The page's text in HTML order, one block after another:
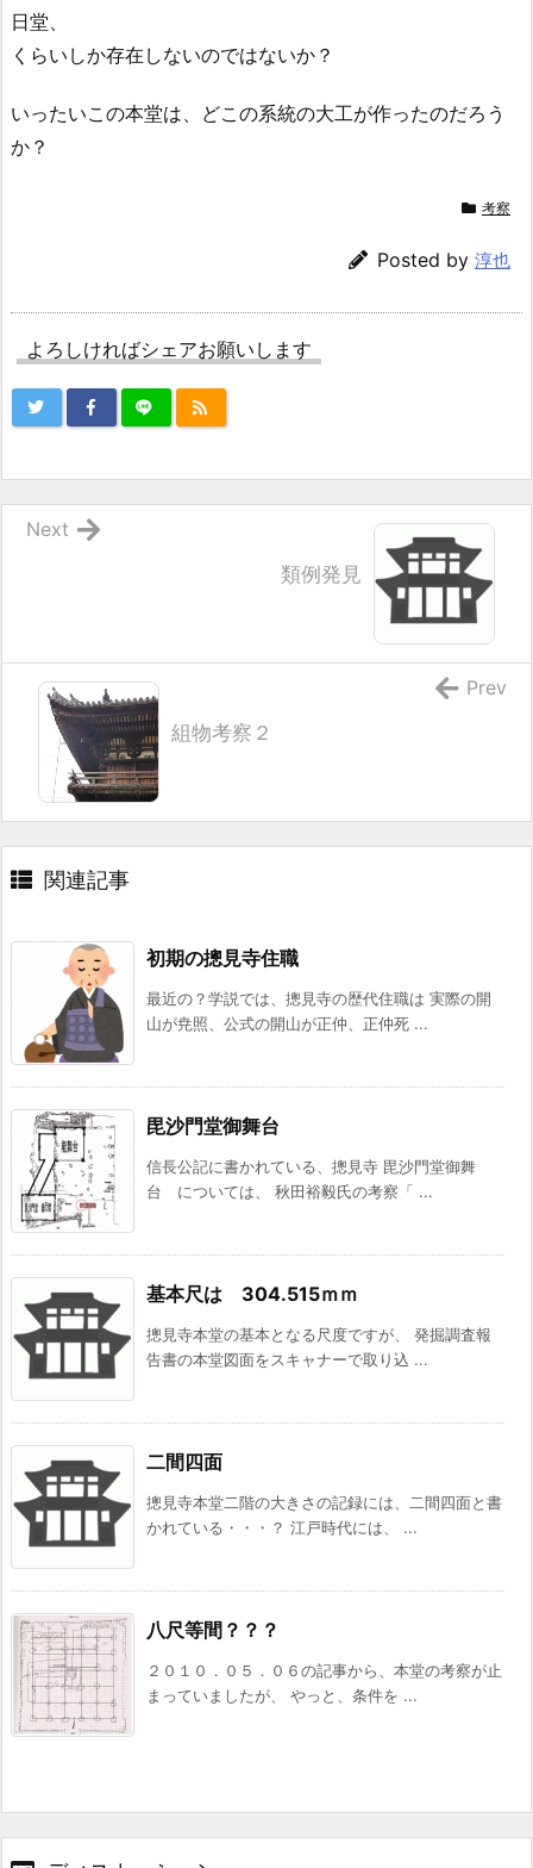
日堂、
くらいしか存在しないのではないか？
いったいこの本堂は、どこの系統の大工が作ったのだろう
か？
考察
Posted by 淳也
よろしければシェアお願いします
類例発見
Next
組物考察２
Prev
関連記事
初期の摠見寺住職
最近の？学説では、摠見寺の歴代住職は 実際の開
山が尭照、公式の開山が正仲、正仲死 ...
毘沙門堂御舞台
信長公記に書かれている、摠見寺 毘沙門堂御舞
台 については、 秋田裕毅氏の考察「 ...
基本尺は 304.515ｍｍ
摠見寺本堂の基本となる尺度ですが、 発掘調査報
告書の本堂図面をスキャナーで取り込 ...
二間四面
摠見寺本堂二階の大きさの記録には、二間四面と書
かれている・・・？ 江戸時代には、 ...
八尺等間？？？
２０１０．０５．０６の記事から、本堂の考察が止
まっていましたが、 やっと、条件を ...